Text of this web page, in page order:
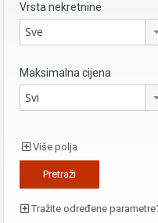
Vrsta nekretnine
Sve
Maksimalna cijena
Svi
Više polja
Tražite određene